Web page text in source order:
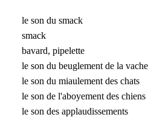
le son du smack
smack
bavard, pipelette
le son du beuglement de la vache
le son du miaulement des chats
le son de l'aboyement des chiens
le son des applaudissements